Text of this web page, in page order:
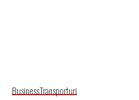
BusinessTransporturi